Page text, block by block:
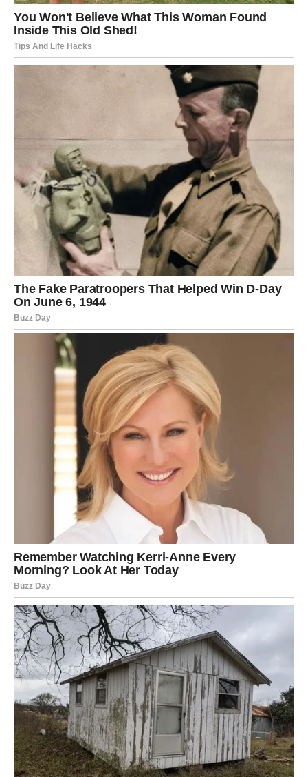
Ono što ste zamišljali, priželjkivali i u tišini srca želeli
sada postaje moguće.